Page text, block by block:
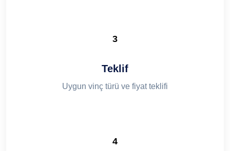
3
Teklif
Uygun vinç türü ve fiyat teklifi
4